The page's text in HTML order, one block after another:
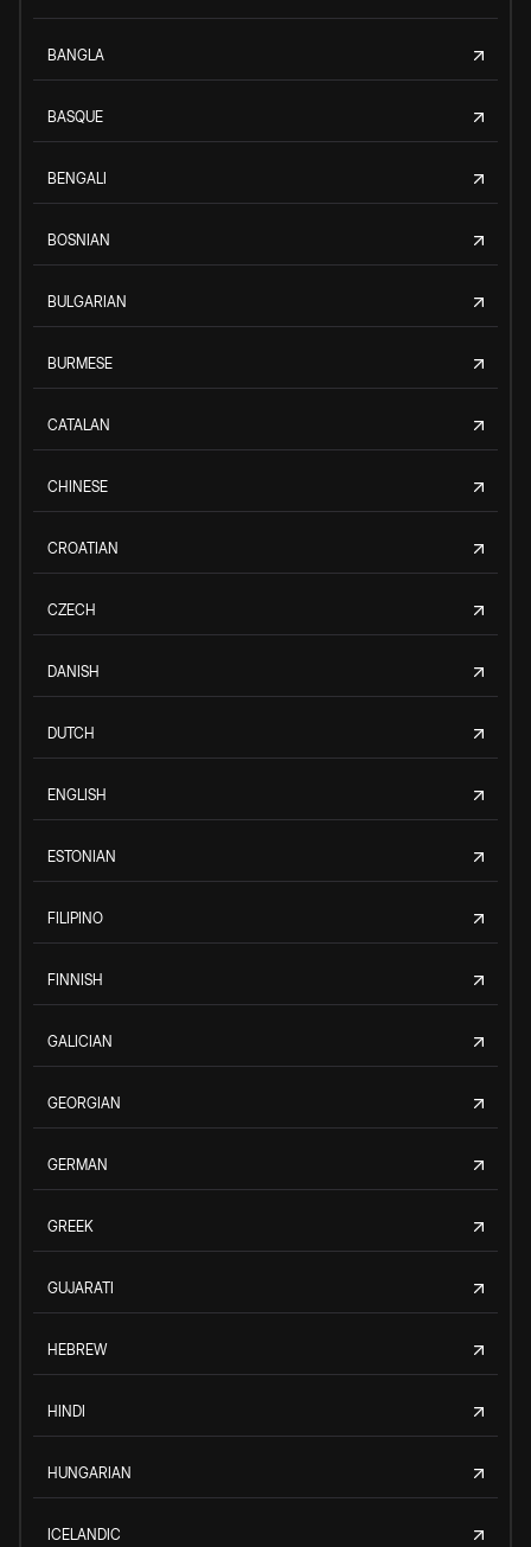
BANGLA
BASQUE
BENGALI
BOSNIAN
BULGARIAN
BURMESE
CATALAN
CHINESE
CROATIAN
CZECH
DANISH
DUTCH
ENGLISH
ESTONIAN
FILIPINO
FINNISH
GALICIAN
GEORGIAN
GERMAN
GREEK
GUJARATI
HEBREW
HINDI
HUNGARIAN
ICELANDIC